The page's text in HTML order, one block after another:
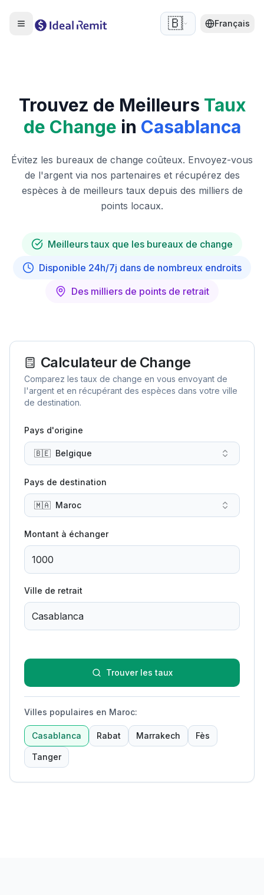
🇧🇪 Français
Trouvez de Meilleurs Taux
de Change in Casablanca
Évitez les bureaux de change coûteux. Envoyez-vous
de l'argent via nos partenaires et récupérez des
espèces à de meilleurs taux depuis des milliers de
points locaux.
Meilleurs taux que les bureaux de change
Disponible 24h/7j dans de nombreux endroits
Des milliers de points de retrait
Calculateur de Change
Comparez les taux de change en vous envoyant de
l'argent et en récupérant des espèces dans votre ville
de destination.
Pays d'origine
🇧🇪 Belgique
Pays de destination
🇲🇦 Maroc
Montant à échanger
Ville de retrait
Trouver les taux
Villes populaires en Maroc:
Casablanca Rabat Marrakech Fès
Tanger